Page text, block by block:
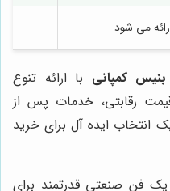
می شود
بنیس کمپانی با ارائه تنوع
رقابتی، خدمات پس از
ایده آل برای خرید
یک فن صنعتی قدرتمند برای